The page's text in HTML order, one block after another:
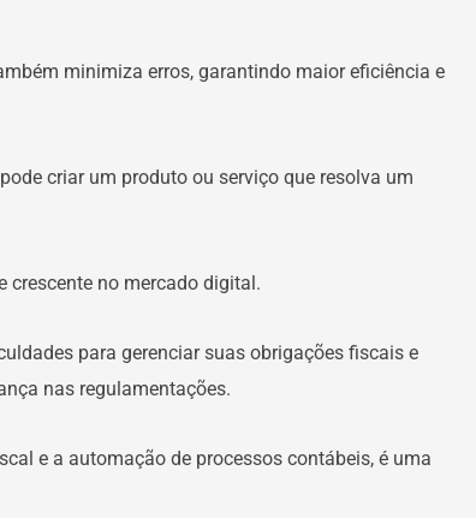
minimiza erros, garantindo maior eficiência e
criar um produto ou serviço que resolva um
crescente no mercado digital.
para gerenciar suas obrigações fiscais e
nas regulamentações.
e a automação de processos contábeis, é uma